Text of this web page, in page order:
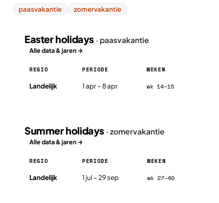
paasvakantie zomervakantie
Easter holidays · paasvakantie
Alle data & jaren →
Easter holidays in Malta 2026, per regio
REGIO PERIODE WEKEN
Landelijk 1 apr – 8 apr wk 14–15
Summer holidays · zomervakantie
Alle data & jaren →
Summer holidays in Malta 2026, per regio
REGIO PERIODE WEKEN
Landelijk 1 jul – 29 sep wk 27–40